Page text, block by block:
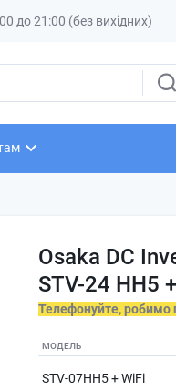
до 21:00 (без вихідних)
Osaka DC
STV-24 HH5
Телефонуйте, робимо
МОДЕЛЬ
STV-07HH5 + WiFi